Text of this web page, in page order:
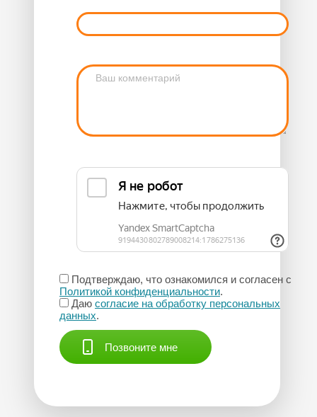
Подтверждаю, что ознакомился и согласен с
Политикой конфиденциальности.
Даю согласие на обработку персональных
данных.
Позвоните мне